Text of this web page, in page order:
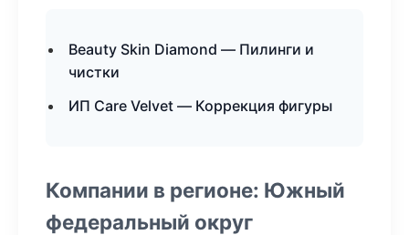
Beauty Skin Diamond — Пилинги и
чистки
ИП Care Velvet — Коррекция фигуры
Компании в регионе: Южный
федеральный округ